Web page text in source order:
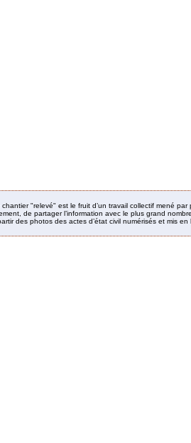
chantier "relevé" est le fruit d’un travail collectif mené
de partager l’information avec le plus grand
des photos des actes d’état civil numérisés et mis